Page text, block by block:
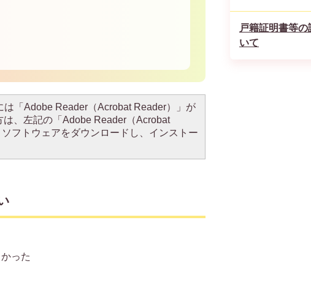
は「Adobe Reader（Acrobat Reader）」が
、左記の「Adobe Reader（Acrobat
フトウェアをダウンロードし、インストー
った
戸籍証明書等
いて